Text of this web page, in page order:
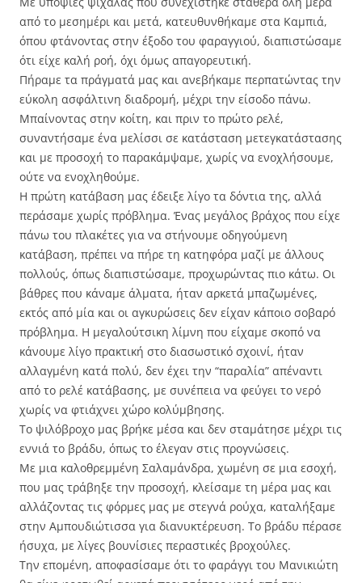
από το μεσημέρι και μετά, κατευθυνθήκαμε στα Καμπιά,
όπου φτάνοντας στην έξοδο του φαραγγιού, διαπιστώσαμε
ότι είχε καλή ροή, όχι όμως απαγορευτική.
Πήραμε τα πράγματά μας και ανεβήκαμε περπατώντας την
εύκολη ασφάλτινη διαδρομή, μέχρι την είσοδο πάνω.
Μπαίνοντας στην κοίτη, και πριν το πρώτο ρελέ,
συναντήσαμε ένα μελίσσι σε κατάσταση μετεγκατάστασης
και με προσοχή το παρακάμψαμε, χωρίς να ενοχλήσουμε,
ούτε να ενοχληθούμε.
Η πρώτη κατάβαση μας έδειξε λίγο τα δόντια της, αλλά
περάσαμε χωρίς πρόβλημα. Ένας μεγάλος βράχος που είχε
πάνω του πλακέτες για να στήνουμε οδηγούμενη
κατάβαση, πρέπει να πήρε τη κατηφόρα μαζί με άλλους
πολλούς, όπως διαπιστώσαμε, προχωρώντας πιο κάτω. Οι
βάθρες που κάναμε άλματα, ήταν αρκετά μπαζωμένες,
εκτός από μία και οι αγκυρώσεις δεν είχαν κάποιο σοβαρό
πρόβλημα. Η μεγαλούτσικη λίμνη που είχαμε σκοπό να
κάνουμε λίγο πρακτική στο διασωστικό σχοινί, ήταν
αλλαγμένη κατά πολύ, δεν έχει την “παραλία” απέναντι
από το ρελέ κατάβασης, με συνέπεια να φεύγει το νερό
χωρίς να φτιάχνει χώρο κολύμβησης.
Το ψιλόβροχο μας βρήκε μέσα και δεν σταμάτησε μέχρι τις
εννιά το βράδυ, όπως το έλεγαν στις προγνώσεις.
Με μια καλοθρεμμένη Σαλαμάνδρα, χωμένη σε μια εσοχή,
που μας τράβηξε την προσοχή, κλείσαμε τη μέρα μας και
αλλάζοντας τις φόρμες μας με στεγνά ρούχα, καταλήξαμε
στην Αμπουδιώτισσα για διανυκτέρευση. Το βράδυ πέρασε
ήσυχα, με λίγες βουνίσιες περαστικές βροχούλες.
Την επομένη, αποφασίσαμε ότι το φαράγγι του Μανικιώτη